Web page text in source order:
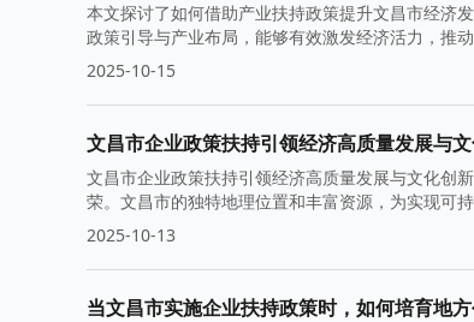
本文探讨了如何借助产业扶持政策提升文昌市经济
政策引导与产业布局，能够有效激发经济活力，推
2025-10-15
文昌市企业政策扶持引领经济高质量发展与
文昌市企业政策扶持引领经济高质量发展与文化创
荣。文昌市的独特地理位置和丰富资源，为实现可
2025-10-13
当文昌市实施企业扶持政策时，如何培育地